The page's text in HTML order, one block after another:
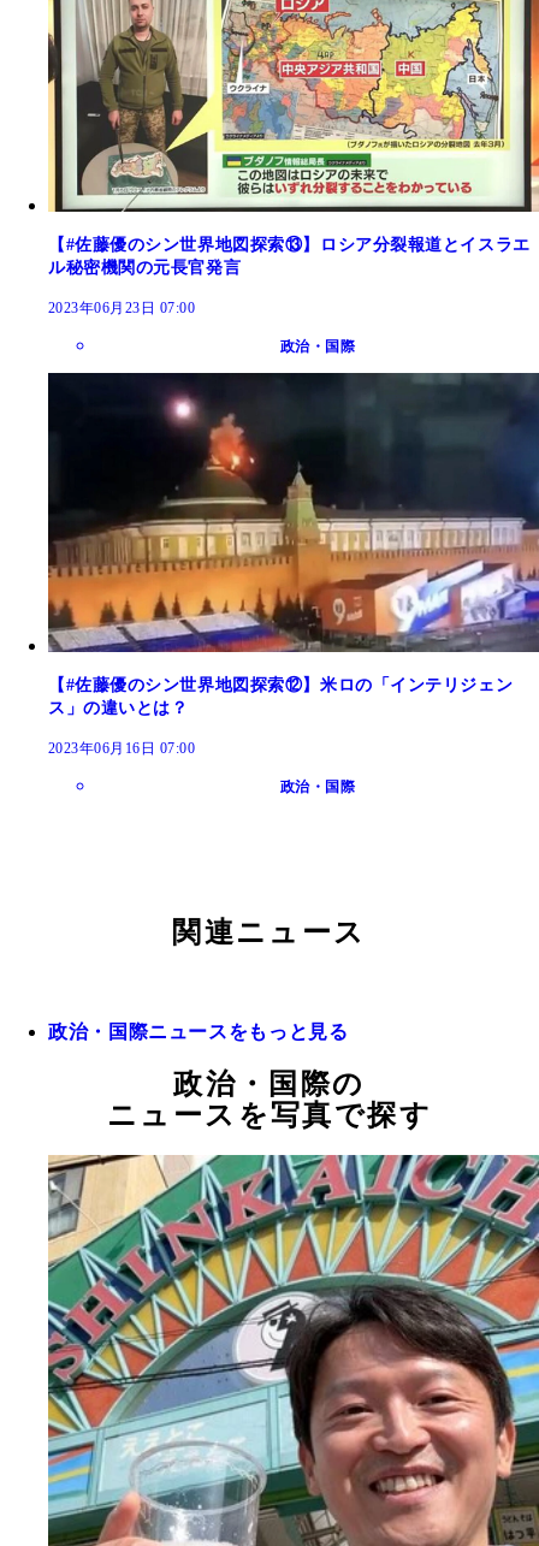
【#佐藤優のシン世界地図探索⑬】ロシア分裂報道とイスラエ
ル秘密機関の元長官発言
2023年06月23日 07:00
政治・国際
【#佐藤優のシン世界地図探索⑫】米ロの「インテリジェン
ス」の違いとは？
2023年06月16日 07:00
政治・国際
関連ニュース
政治・国際ニュースをもっと見る
政治・国際の
ニュースを写真で探す